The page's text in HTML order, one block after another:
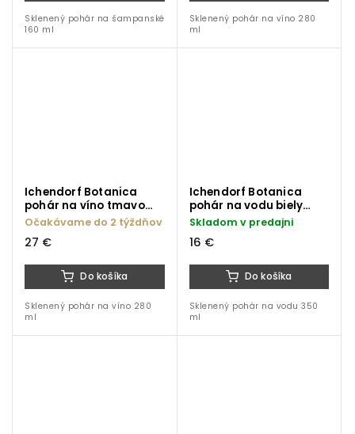
Sklenený pohár na šampanské
160 ml
Sklenený pohár na víno 280
ml
Ichendorf Botanica
pohár na víno tmavo
modrý kvet 280 ml
Očakávame do 2 týždňov
27 €
Do košíka
Sklenený pohár na víno 280
ml
Ichendorf Botanica
pohár na vodu biely
kvet 350 ml
Skladom v predajni
16 €
Do košíka
Sklenený pohár na vodu 350
ml